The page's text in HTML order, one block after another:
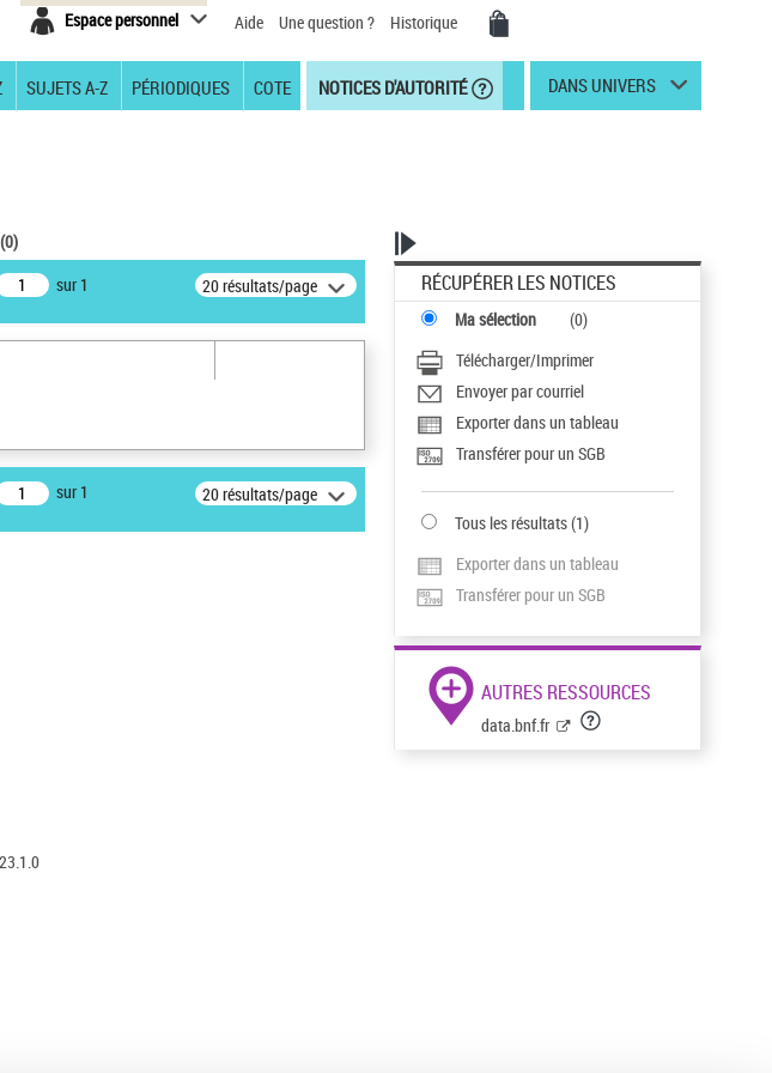
Espace personnel Aide Une question ? Historique
SUJETS A-Z PÉRIODIQUES COTE NOTICES D'AUTORITÉ DANS UNIVERS
(0)
sur 1 20 résultats/page
sur 1 20 résultats/page
RÉCUPÉRER LES NOTICES
Ma sélection (0)
Télécharger/Imprimer
Envoyer par courriel
Exporter dans un tableau
Transférer pour un SGB
Tous les résultats(1)
Exporter dans un tableau
Transférer pour un SGB
AUTRES RESSOURCES
data.bnf.fr